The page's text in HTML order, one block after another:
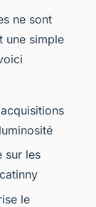
ne sont
une simple
sur les
le